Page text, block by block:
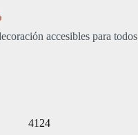
accesibles para todos
4124